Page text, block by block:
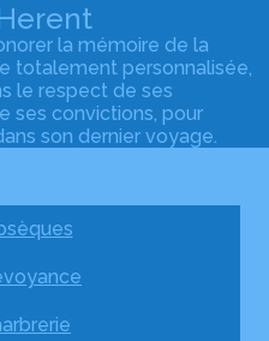
la mémoire de la
totalement personnalisée,
le respect de ses
ses convictions, pour
son dernier voyage.